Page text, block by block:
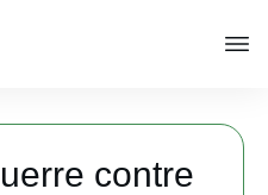
contre